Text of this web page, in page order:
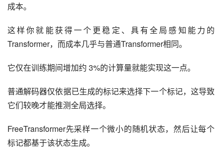
成本。
这样你就能获得一个更稳定、具有全局感知能力的
Transformer，而成本几乎与普通Transformer相同。
它仅在训练期间增加约 3%的计算量就能实现这一点。
普通解码器仅依据已生成的标记来选择下一个标记，这导致
它们较晚才能推测全局选择。
FreeTransformer先采样一个微小的随机状态，然后让每个
标记都基于该状态生成。